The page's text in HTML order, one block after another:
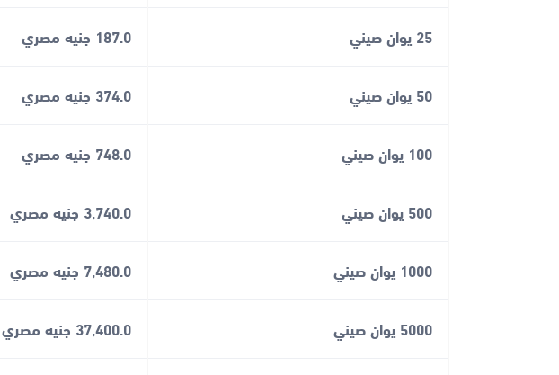
25 يوان صيني 187.0 جنيه مصري
50 يوان صيني 374.0 جنيه مصري
100 يوان صيني 748.0 جنيه مصري
500 يوان صيني 3,740.0 جنيه مصري
1000 يوان صيني 7,480.0 جنيه مصري
5000 يوان صيني 37,400.0 جنيه مصري